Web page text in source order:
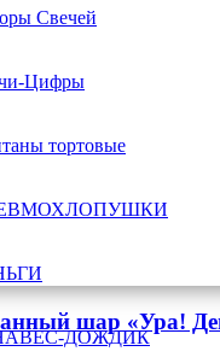
Свечей
Цифры
тортовые
ДОЖДИК
шар «Ура!